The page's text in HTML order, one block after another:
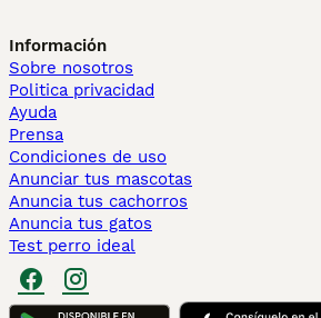
Información
Sobre nosotros
Politica privacidad
Ayuda
Prensa
Condiciones de uso
Anunciar tus mascotas
Anuncia tus cachorros
Anuncia tus gatos
Test perro ideal